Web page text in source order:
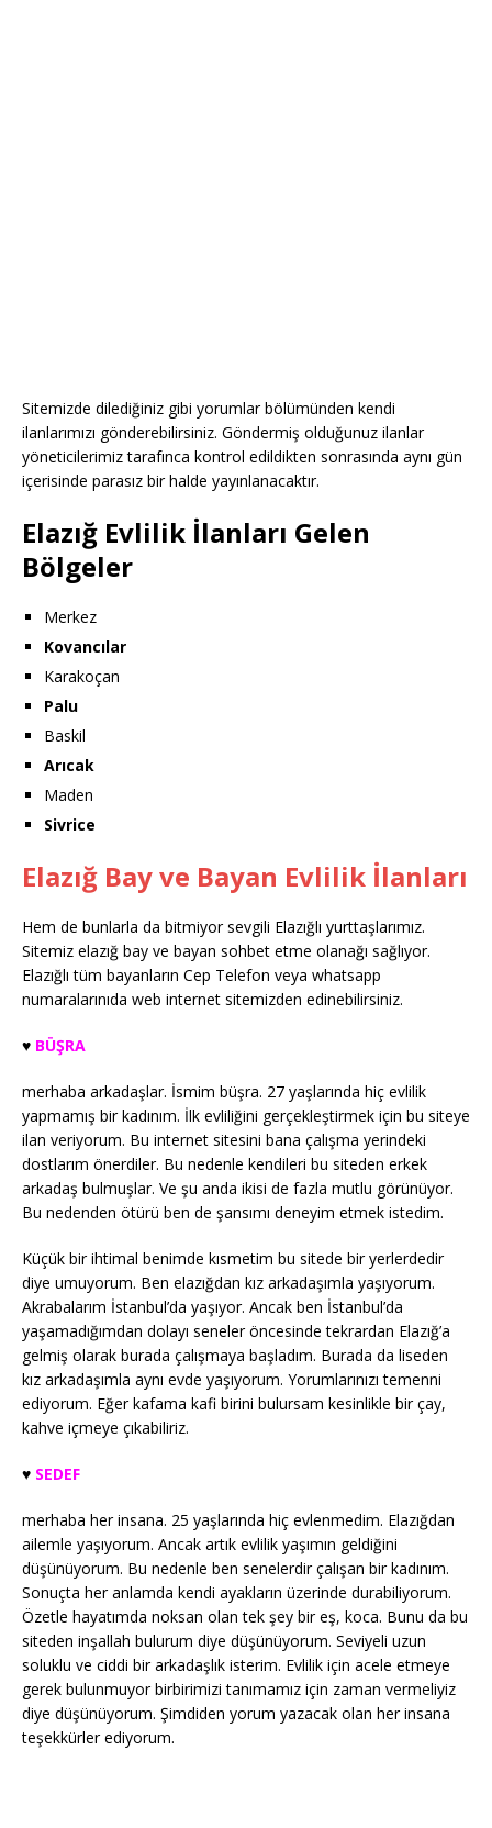
Sitemizde dilediğiniz gibi yorumlar bölümünden kendi
ilanlarımızı gönderebilirsiniz. Göndermiş olduğunuz ilanlar
yöneticilerimiz tarafınca kontrol edildikten sonrasında aynı gün
içerisinde parasız bir halde yayınlanacaktır.
Elazığ Evlilik İlanları Gelen
Bölgeler
Merkez
Kovancılar
Karakoçan
Palu
Baskil
Arıcak
Maden
Sivrice
Elazığ Bay ve Bayan Evlilik İlanları
Hem de bunlarla da bitmiyor sevgili Elazığlı yurttaşlarımız.
Sitemiz elazığ bay ve bayan sohbet etme olanağı sağlıyor.
Elazığlı tüm bayanların Cep Telefon veya whatsapp
numaralarınıda web internet sitemizden edinebilirsiniz.
♥️ BÜŞRA
merhaba arkadaşlar. İsmim büşra. 27 yaşlarında hiç evlilik
yapmamış bir kadınım. İlk evliliğini gerçekleştirmek için bu siteye
ilan veriyorum. Bu internet sitesini bana çalışma yerindeki
dostlarım önerdiler. Bu nedenle kendileri bu siteden erkek
arkadaş bulmuşlar. Ve şu anda ikisi de fazla mutlu görünüyor.
Bu nedenden ötürü ben de şansımı deneyim etmek istedim.
Küçük bir ihtimal benimde kısmetim bu sitede bir yerlerdedir
diye umuyorum. Ben elazığdan kız arkadaşımla yaşıyorum.
Akrabalarım İstanbul’da yaşıyor. Ancak ben İstanbul’da
yaşamadığımdan dolayı seneler öncesinde tekrardan Elazığ’a
gelmiş olarak burada çalışmaya başladım. Burada da liseden
kız arkadaşımla aynı evde yaşıyorum. Yorumlarınızı temenni
ediyorum. Eğer kafama kafi birini bulursam kesinlikle bir çay,
kahve içmeye çıkabiliriz.
♥️ SEDEF
merhaba her insana. 25 yaşlarında hiç evlenmedim. Elazığdan
ailemle yaşıyorum. Ancak artık evlilik yaşımın geldiğini
düşünüyorum. Bu nedenle ben senelerdir çalışan bir kadınım.
Sonuçta her anlamda kendi ayakların üzerinde durabiliyorum.
Özetle hayatımda noksan olan tek şey bir eş, koca. Bunu da bu
siteden inşallah bulurum diye düşünüyorum. Seviyeli uzun
soluklu ve ciddi bir arkadaşlık isterim. Evlilik için acele etmeye
gerek bulunmuyor birbirimizi tanımamız için zaman vermeliyiz
diye düşünüyorum. Şimdiden yorum yazacak olan her insana
teşekkürler ediyorum.